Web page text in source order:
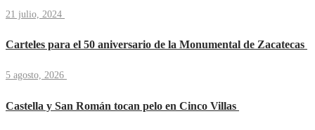
21 julio, 2024
Carteles para el 50 aniversario de la Monumental de Zacatecas
5 agosto, 2026
Castella y San Román tocan pelo en Cinco Villas